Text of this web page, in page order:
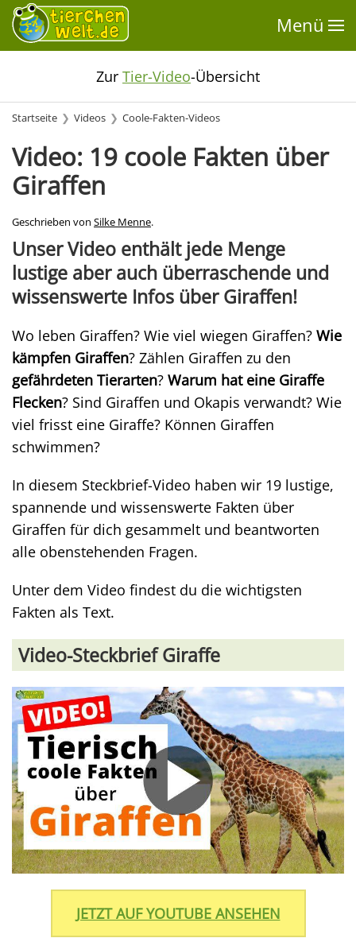
Menü
Zur Tier-Video-Übersicht
Startseite Videos Coole-Fakten-Videos
Video: 19 coole Fakten über
Giraffen
Geschrieben von Silke Menne.
Unser Video enthält jede Menge
lustige aber auch überraschende und
wissenswerte Infos über Giraffen!
Wo leben Giraffen? Wie viel wiegen Giraffen? Wie
kämpfen Giraffen? Zählen Giraffen zu den
gefährdeten Tierarten? Warum hat eine Giraffe
Flecken? Sind Giraffen und Okapis verwandt? Wie
viel frisst eine Giraffe? Können Giraffen
schwimmen?
In diesem Steckbrief-Video haben wir 19 lustige,
spannende und wissenswerte Fakten über
Giraffen für dich gesammelt und beantworten
alle obenstehenden Fragen.
Unter dem Video findest du die wichtigsten
Fakten als Text.
Video-Steckbrief Giraffe
JETZT AUF YOUTUBE ANSEHEN